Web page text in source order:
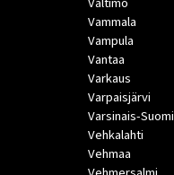
Vammala
Vampula
Vantaa
Varkaus
Varpaisjärvi
Varsinais-Suomi
Vehkalahti
Vehmaa